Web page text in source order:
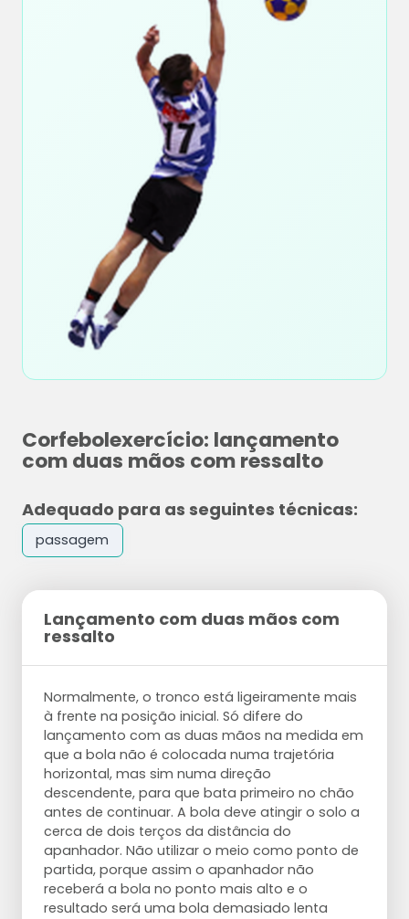
Corfebolexercício: lançamento
com duas mãos com ressalto
Adequado para as seguintes técnicas:
passagem
Lançamento com duas mãos com
ressalto
Normalmente, o tronco está ligeiramente mais
à frente na posição inicial. Só difere do
lançamento com as duas mãos na medida em
que a bola não é colocada numa trajetória
horizontal, mas sim numa direção
descendente, para que bata primeiro no chão
antes de continuar. A bola deve atingir o solo a
cerca de dois terços da distância do
apanhador. Não utilizar o meio como ponto de
partida, porque assim o apanhador não
receberá a bola no ponto mais alto e o
resultado será uma bola demasiado lenta